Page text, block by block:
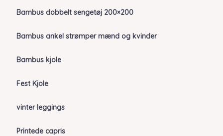
Bambus dobbelt sengetøj 200×200
Bambus ankel strømper mænd og kvinder
Bambus kjole
Fest Kjole
vinter leggings
Printede capris